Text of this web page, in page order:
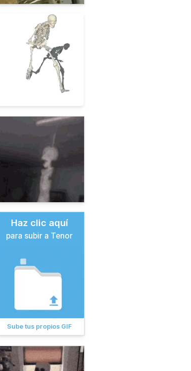
Haz clic aquí
para subir a Tenor
Sube tus propios GIF